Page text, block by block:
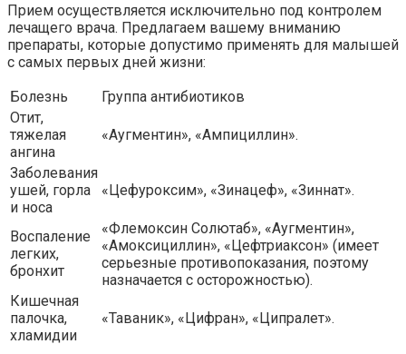
Прием осуществляется исключительно под контролем
лечащего врача. Предлагаем вашему вниманию
препараты, которые допустимо применять для малышей
с самых первых дней жизни:
Болезнь
Группа антибиотиков
Отит,
тяжелая
ангина
«Аугментин», «Ампициллин».
Заболевания
ушей, горла
и носа
«Цефуроксим», «Зинацеф», «Зиннат».
Воспаление
легких,
бронхит
«Флемоксин Солютаб», «Аугментин»,
«Амоксициллин», «Цефтриаксон» (имеет
серьезные противопоказания, поэтому
назначается с осторожностью).
Кишечная
палочка,
хламидии
«Таваник», «Цифран», «Ципралет».